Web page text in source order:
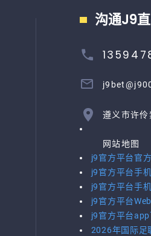
沟通J9
遵义市许
网站地图
j9官方平台官
j9官方平台手
j9官方平台手
j9官方平台
j9官方平台
2026年国际足